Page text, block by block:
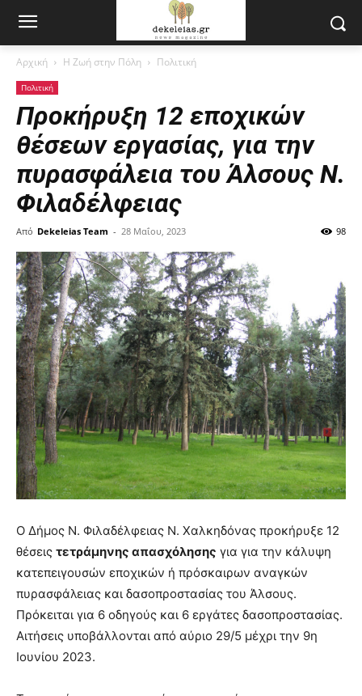
Αρχική Η Ζωή στην Πόλη Πολιτική
Πολιτική
Προκήρυξη 12 εποχικών
θέσεων εργασίας, για την
πυρασφάλεια του Άλσους Ν.
Φιλαδέλφειας
Από Dekeleias Team - 28 Μαΐου, 2023 98
Ο Δήμος Ν. Φιλαδέλφειας Ν. Χαλκηδόνας προκήρυξε 12
θέσεις τετράμηνης απασχόλησης για για την κάλυψη
κατεπειγουσών εποχικών ή πρόσκαιρων αναγκών
πυρασφάλειας και δασοπροστασίας του Άλσους.
Πρόκειται για 6 οδηγούς και 6 εργάτες δασοπροστασίας.
Αιτήσεις υποβάλλονται από αύριο 29/5 μέχρι την 9η
Ιουνίου 2023.